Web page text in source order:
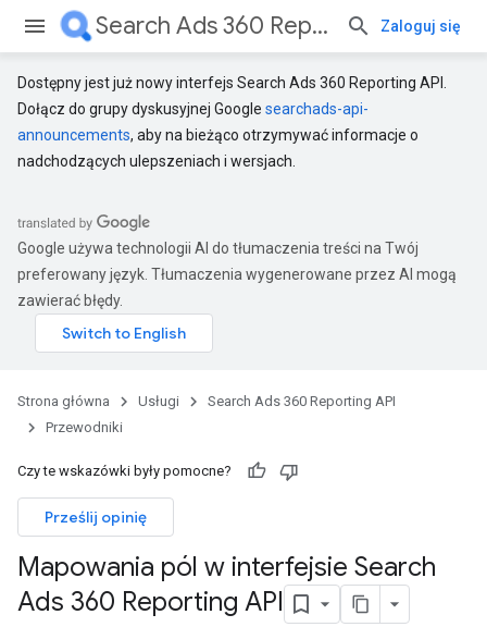
Search Ads 360 Reporting API Zaloguj się
Dostępny jest już nowy interfejs Search Ads 360 Reporting API.
Dołącz do grupy dyskusyjnej Google searchads-api-
announcements, aby na bieżąco otrzymywać informacje o
nadchodzących ulepszeniach i wersjach.
Google używa technologii AI do tłumaczenia treści na Twój
preferowany język. Tłumaczenia wygenerowane przez AI mogą
zawierać błędy.
Strona główna Usługi
Search Ads 360 Reporting API
Przewodniki
Czy te wskazówki były pomocne?
Prześlij opinię
Mapowania pól w interfejsie Search
Ads 360 Reporting API